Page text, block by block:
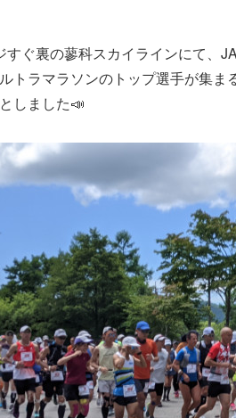
ぐ裏の蓼科スカイラインにて、
トラマラソンのトップ選手が集
しました📣